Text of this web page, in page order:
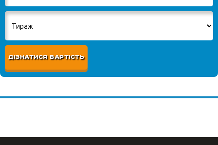
ДІЗНАТИСЯ ВАРТІСТЬ